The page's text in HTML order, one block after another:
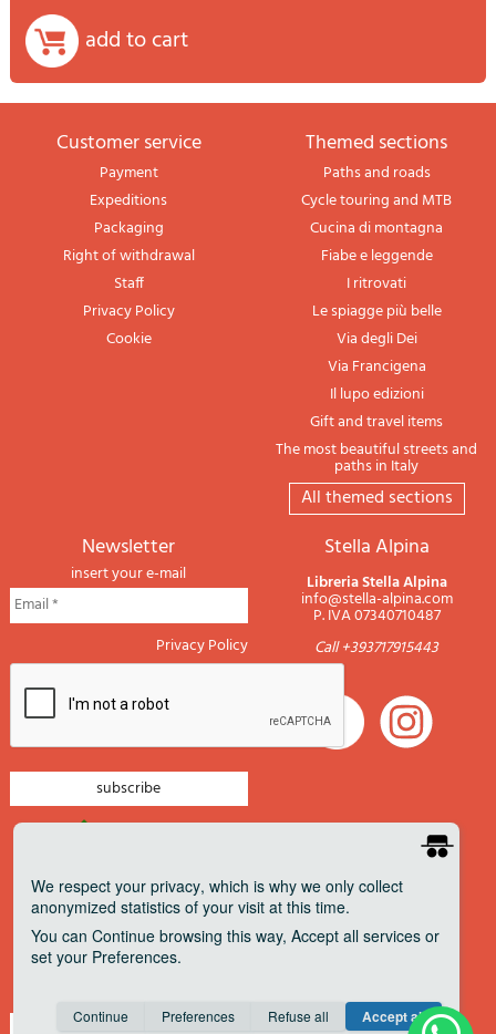
add to cart
Customer service
Payment
Expeditions
Packaging
Right of withdrawal
Staff
Privacy Policy
Cookie
themed sections
Paths and roads
Cycle touring and MTB
Cucina di montagna
Fiabe e leggende
I ritrovati
Le spiagge più belle
Via degli Dei
Via Francigena
Il lupo edizioni
Gift and travel items
The most beautiful streets and
paths in Italy
All themed sections
newsletter
insert your e-mail
Privacy Policy
newsletter travels
newsletter military
Stella Alpina
Libreria Stella Alpina
info@stella-alpina.com
P. IVA 07340710487
Call +393717915443
We respect your privacy, which is why we only collect
anonymized statistics of your visit at this time.
You can Continue browsing this way, Accept all services or
set your Preferences.
Consent cookie learn more
Continue Preferences Refuse all Accept all
Anonymous Invisible Save